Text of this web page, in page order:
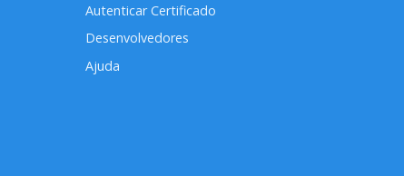
Autenticar Certificado
Desenvolvedores
Ajuda